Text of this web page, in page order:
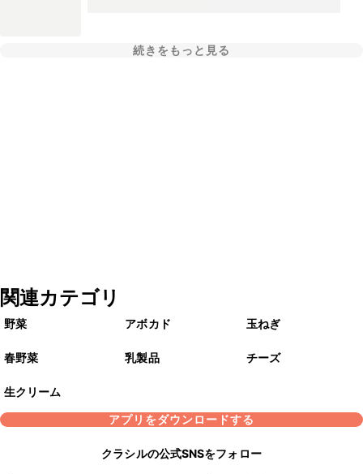
続きをもっと見る
関連カテゴリ
野菜 アボカド 玉ねぎ
春野菜 乳製品 チーズ
生クリーム
アプリをダウンロードする
クラシルの公式SNSをフォロー